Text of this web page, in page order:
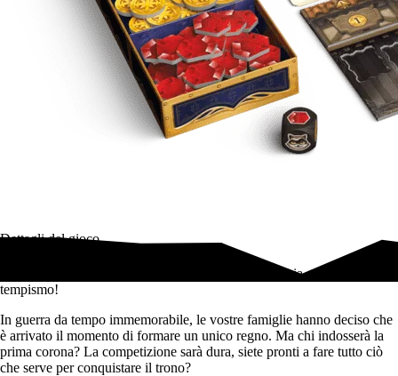
Dettagli del gioco
Un gioco con meccaniche uniche che combina astuzia, tradimento e
tempismo!
In guerra da tempo immemorabile, le vostre famiglie hanno deciso che
è arrivato il momento di formare un unico regno. Ma chi indosserà la
prima corona? La competizione sarà dura, siete pronti a fare tutto ciò
che serve per conquistare il trono?